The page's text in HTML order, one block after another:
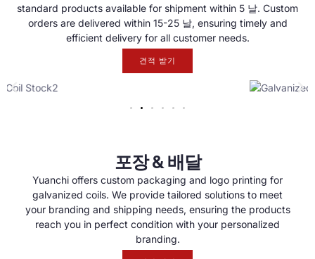
standard products available for shipment within 5 날. Custom
orders are delivered within15-25 날, ensuring timely and
efficient delivery for all customer needs.
견적 받기
포장 & 배달
Yuanchi offers custom packaging and logo printing for
galvanized coils. We provide tailored solutions to meet
your branding and shipping needs, ensuring the products
reach you in perfect condition with your personalized
branding.